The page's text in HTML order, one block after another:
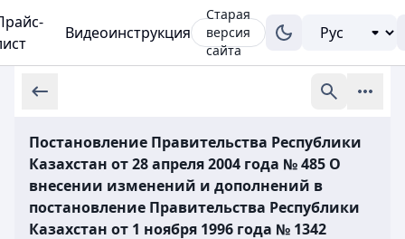
Видеоинструкция
Старая
версия
сайта
Постановление Правительства Республики
Казахстан от 28 апреля 2004 года № 485 О
внесении изменений и дополнений в
постановление Правительства Республики
Казахстан от 1 ноября 1996 года № 1342